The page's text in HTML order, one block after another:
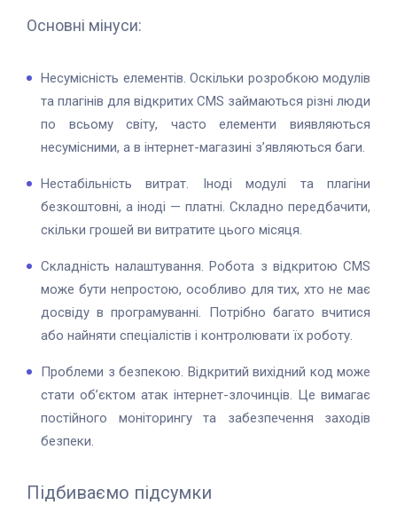
Основні мінуси:
Несумісність елементів. Оскільки розробкою модулів
та плагінів для відкритих CMS займаються різні люди
по всьому світу, часто елементи виявляються
несумісними, а в інтернет-магазині з’являються баги.
Нестабільність витрат. Іноді модулі та плагіни
безкоштовні, а іноді — платні. Складно передбачити,
скільки грошей ви витратите цього місяця.
Складність налаштування. Робота з відкритою CMS
може бути непростою, особливо для тих, хто не має
досвіду в програмуванні. Потрібно багато вчитися
або найняти спеціалістів і контролювати їх роботу.
Проблеми з безпекою. Відкритий вихідний код може
стати об’єктом атак інтернет-злочинців. Це вимагає
постійного моніторингу та забезпечення заходів
безпеки.
Підбиваємо підсумки